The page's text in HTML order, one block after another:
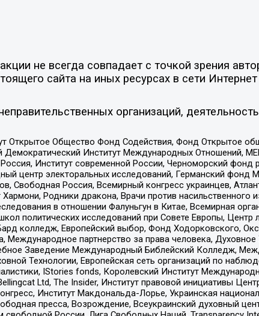
не всегда совпадает с точкой зрения
сайта на иных ресурсах в сети
организаций,
Открытое Общество Фонд Содействия, Фонд Открытое
Институт Международных Отношений,
Институт современной России, Черноморский фонд
центр электоральных исследований, Германский фонд
Россия, Всемирный конгресс украинцев,
Родники дракона, Врачи против насильственного
в отношении Фалуньгун в Китае, Всемирная
политических исследований при Совете Европы, Центр
колледж, Европейский выбор, Фонд Ходорковского,
партнерство за права человека, Духовное
Заведение Международный Библейский Колледж,
Технологии, Европейская сеть организаций по
IStories fonds, Королевский Институт
Ltd, The Insider, Институт правовой инициативы
Институт Макдональда-Лорье, Украинская
пресса, Возрождение, Всеукраинский духовный